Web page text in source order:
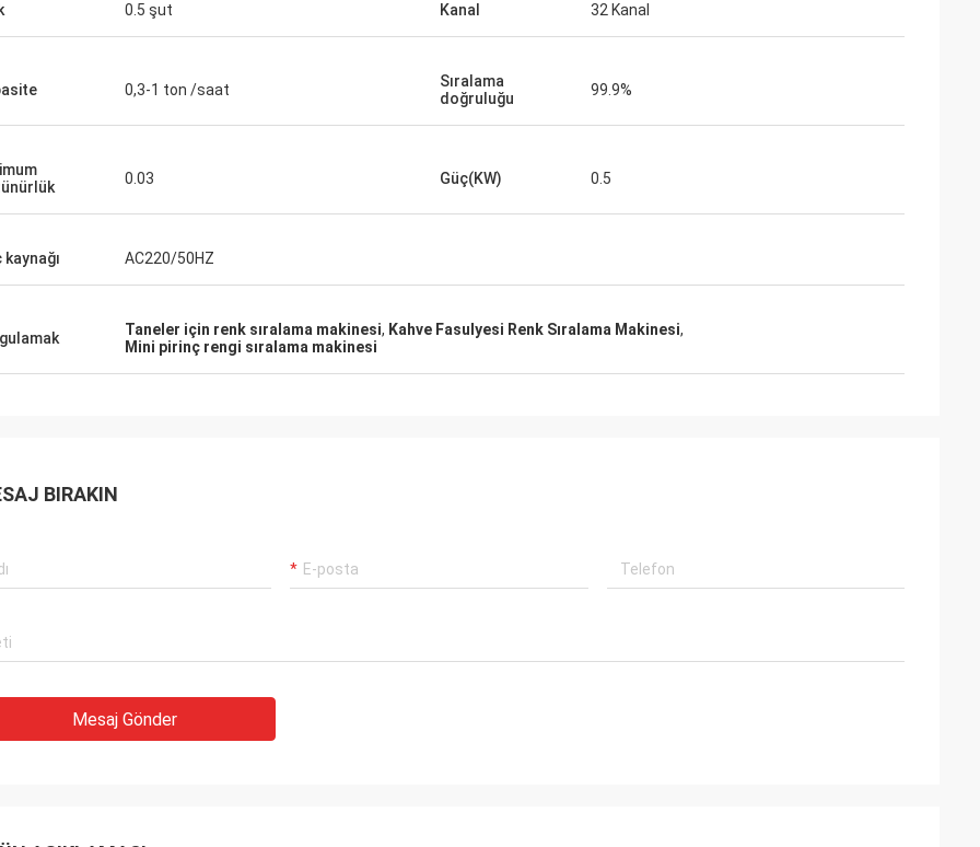
0.5 şut Kanal 32 Kanal
0,3-1 ton /saat
Sıralama
doğruluğu
99.9%
0.03 Güç(KW) 0.5
kaynağı AC220/50HZ
Taneler için renk sıralama makinesi, Kahve Fasulyesi Renk Sıralama Makinesi,
Mini pirinç rengi sıralama makinesi
BIRAKIN
Mesaj Gönder